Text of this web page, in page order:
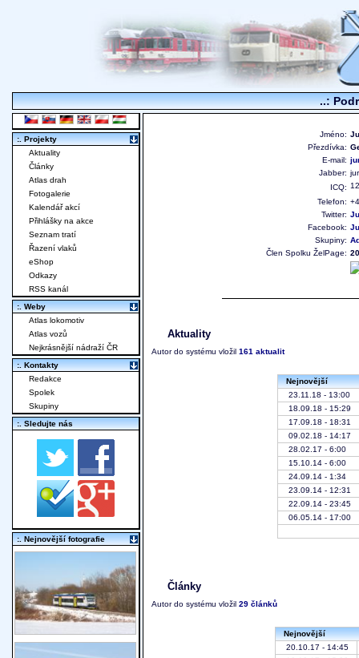
..:
Jméno:
Přezdívka:
E-mail:
Jabber:
ICQ:
Telefon:
Twitter:
Facebook:
Skupiny:
Člen Spolku ŽelPage:
Aktuality
Autor do systému vložil 161 aktualit
Nejnovější
23.11.18 - 13:00
18.09.18 - 15:29
17.09.18 - 18:31
09.02.18 - 14:17
28.02.17 - 6:00
15.10.14 - 6:00
24.09.14 - 1:34
23.09.14 - 12:31
22.09.14 - 23:45
06.05.14 - 17:00
Články
Autor do systému vložil 29 článků
Nejnovější
20.10.17 - 14:45
:. Projekty
Aktuality
Články
Atlas drah
Fotogalerie
Kalendář akcí
Přihlášky na akce
Seznam tratí
Řazení vlaků
eShop
Odkazy
RSS kanál
:. Weby
Atlas lokomotiv
Atlas vozů
Nejkrásnější nádraží ČR
:. Kontakty
Redakce
Spolek
Skupiny
:. Sledujte nás
:. Nejnovější fotografie